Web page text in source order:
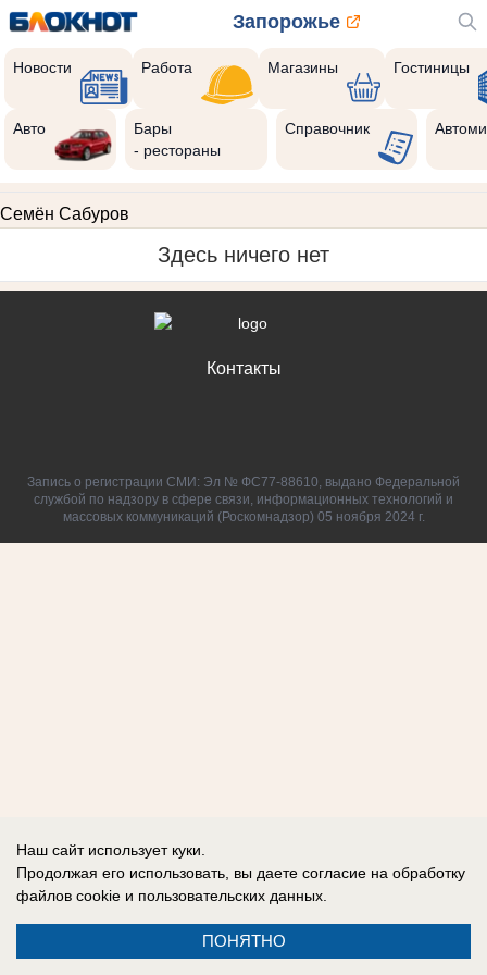
Запорожье
Новости Работа Магазины Гостиницы
Авто
Бары
- рестораны
Справочник
Семён Сабуров
Здесь ничего нет
Контакты
Запись о регистрации СМИ: Эл № ФС77-88610, выдано Федеральной
службой по надзору в сфере связи, информационных технологий и
массовых коммуникаций (Роскомнадзор) 05 ноября 2024 г.
Наш сайт использует куки.
Продолжая его использовать, вы даете согласие на обработку
файлов cookie и пользовательских данных.
ПОНЯТНО